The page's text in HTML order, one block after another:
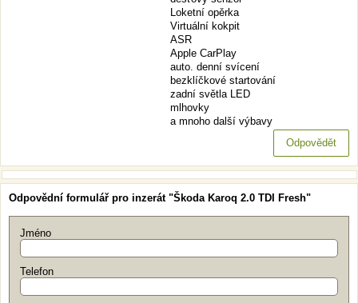
Loketní opěrka
Virtuální kokpit
ASR
Apple CarPlay
auto. denní svícení
bezklíčkové startování
zadní světla LED
mlhovky
a mnoho další výbavy
Odpovědět
Odpovědní formulář pro inzerát "Škoda Karoq 2.0 TDI Fresh"
Jméno
Telefon